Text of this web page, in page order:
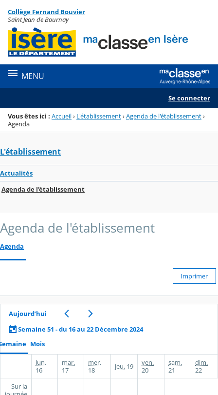
Menu de la rubrique
Contenu
Collège Fernand Bouvier
Saint Jean de Bournay
MENU
Se connecter
Vous êtes ici : Accueil› L'établissement›Agenda de l'établissement›
Agenda
L'établissement
Actualités
Agenda de l'établissement
Agenda de l'établissement
Agenda
Imprimer
Aujourd’hui
Semaine 51 - du 16 au 22 Décembre 2024
Mois
lun.
16
mar.
17
mer.
18
jeu. 19
ven.
20
sam.
21
dim.
22
Sur la